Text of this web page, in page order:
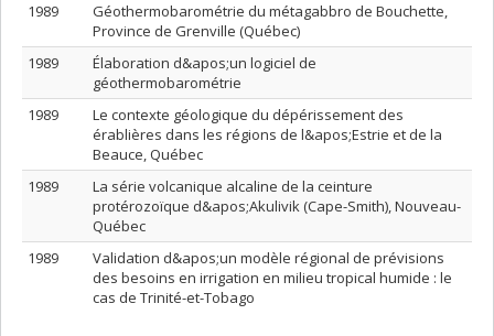
1989
Géothermobarométrie du métagabbro de Bouchette,
Province de Grenville (Québec)
1989
Élaboration d&apos;un logiciel de
géothermobarométrie
1989
Le contexte géologique du dépérissement des
érablières dans les régions de l&apos;Estrie et de la
Beauce, Québec
1989
La série volcanique alcaline de la ceinture
protérozoïque d&apos;Akulivik (Cape-Smith), Nouveau-
Québec
1989
Validation d&apos;un modèle régional de prévisions
des besoins en irrigation en milieu tropical humide : le
cas de Trinité-et-Tobago